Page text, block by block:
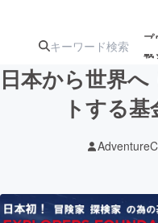
プ
載
ターン
ジェク
アート・写真
日本から世界
トする